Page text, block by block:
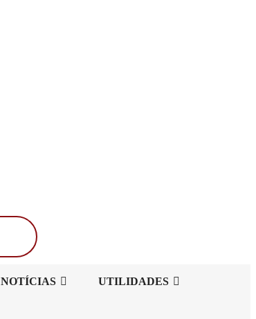
Buscar
NOTÍCIAS UTILIDADES